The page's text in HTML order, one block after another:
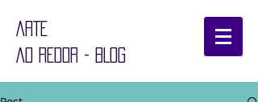
ARTE
AO REDOR - BLOG